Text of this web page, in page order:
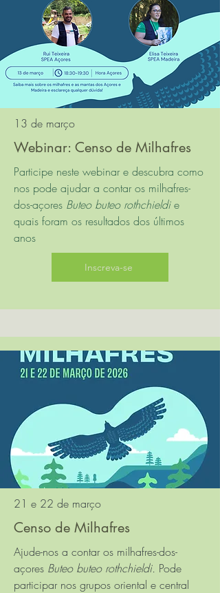
13 de março
Webinar: Censo de Milhafres
Participe neste webinar e descubra como
nos pode ajudar a contar os milhafres-
dos-açores Buteo buteo rothchieldie
quais foram os resultados dos últimos
anos
Inscreva-se
21 e 22 de março
Censo de Milhafres
Ajude-nos a contar os milhafres-dos-
açores Buteo buteo rothchieldi. Pode
participar nos grupos oriental e central